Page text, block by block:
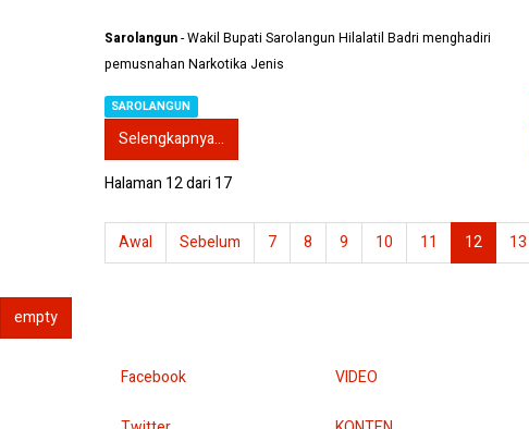
Sarolangun- Wakil Bupati Sarolangun Hilalatil Badri menghadiri
pemusnahan Narkotika Jenis
SAROLANGUN
Selengkapnya...
Halaman 12 dari 17
Awal Sebelum 7 8 9 10 11 12 13
empty
Facebook VIDEO